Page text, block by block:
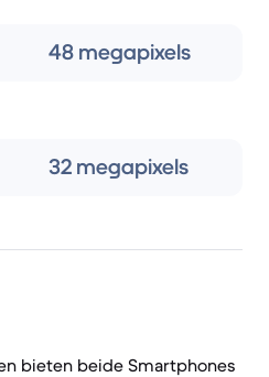
48 megapixels
32 megapixels
bieten beide Smartphones